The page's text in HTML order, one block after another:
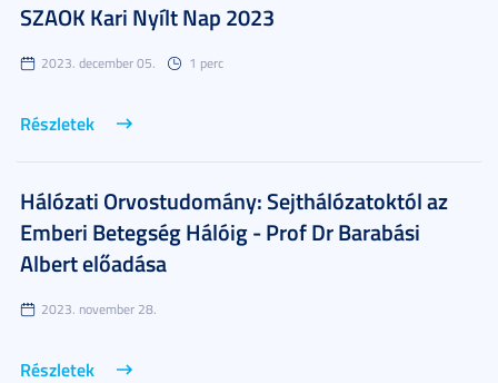
SZAOK Kari Nyílt Nap 2023
2023. december 05. 1 perc
Részletek
Hálózati Orvostudomány: Sejthálózatoktól az
Emberi Betegség Hálóig - Prof Dr Barabási
Albert előadása
2023. november 28.
Részletek